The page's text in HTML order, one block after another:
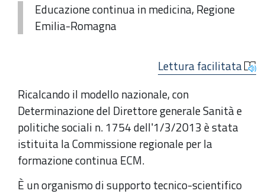
Educazione continua in medicina, Regione
Emilia-Romagna
Lettura facilitata
Ricalcando il modello nazionale, con
Determinazione del Direttore generale Sanità e
politiche sociali n. 1754 dell'1/3/2013 è stata
istituita la Commissione regionale per la
formazione continua ECM.
È un organismo di supporto tecnico-scientifico